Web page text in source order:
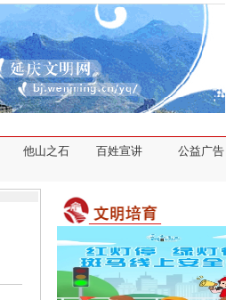
他山之石 百姓宣讲 公益广告